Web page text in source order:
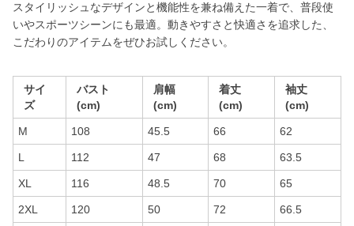
スタイリッシュなデザインと機能性を兼ね備えた一着で、普段使
いやスポーツシーンにも最適。動きやすさと快適さを追求した、
こだわりのアイテムをぜひお試しください。
サイ
ズ
バスト
(cm)
肩幅
(cm)
着丈
(cm)
袖丈
(cm)
M 108 45.5 66 62
L 112 47 68 63.5
XL 116 48.5 70 65
2XL 120 50 72 66.5